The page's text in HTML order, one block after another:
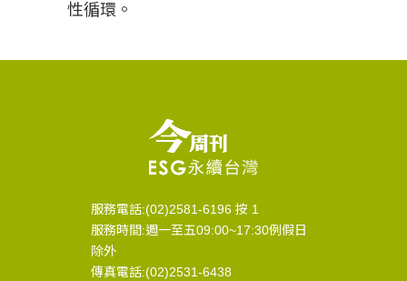
性循環。
服務電話:(02)2581-6196 按 1
服務時間:週一至五09:00~17:30例假日
除外
傳真電話:(02)2531-6438